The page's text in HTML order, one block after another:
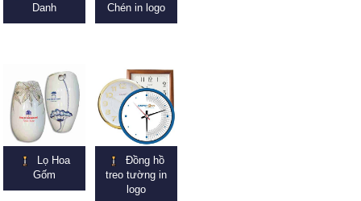
Danh
Chén in logo
Lọ Hoa
Gốm
Đồng hồ
treo tường in
logo